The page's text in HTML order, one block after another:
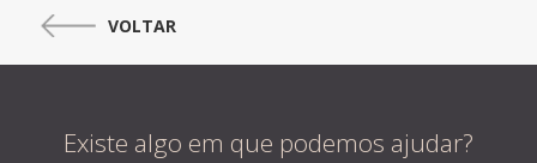
VOLTAR
Existe algo em que podemos ajudar?